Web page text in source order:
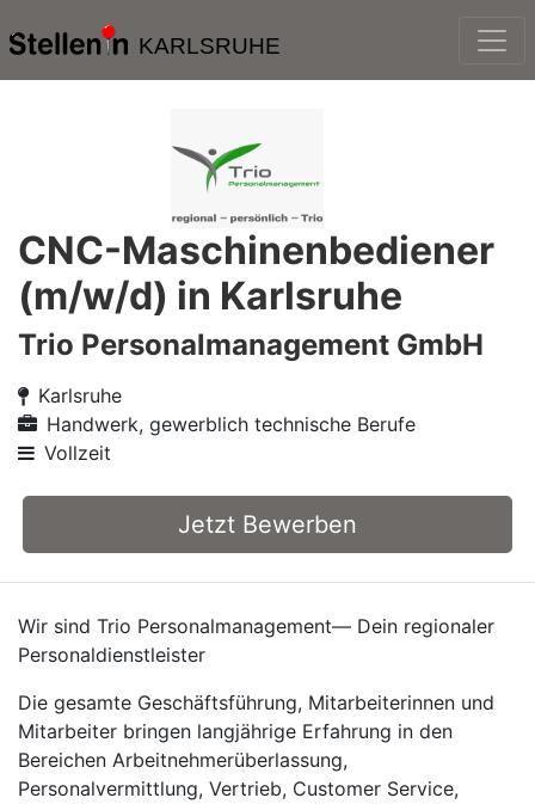
KARLSRUHE
CNC-Maschinenbediener
(m/w/d) in Karlsruhe
Trio Personalmanagement GmbH
Karlsruhe
Handwerk, gewerblich technische Berufe
Vollzeit
Jetzt Bewerben
Wir sind Trio Personalmanagement— Dein regionaler
Personaldienstleister
Die gesamte Geschäftsführung, Mitarbeiterinnen und
Mitarbeiter bringen langjährige Erfahrung in den
Bereichen Arbeitnehmerüberlassung,
Personalvermittlung, Vertrieb, Customer Service,